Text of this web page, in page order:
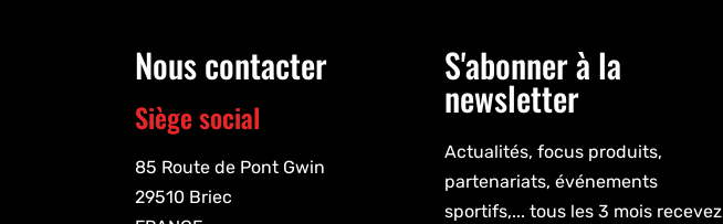
Nous contacter
Siège social
85 Route de Pont Gwin
29510 Briec
S'abonner à la
newsletter
Actualités, focus produits,
partenariats, événements
sportifs,... tous les 3 mois recevez